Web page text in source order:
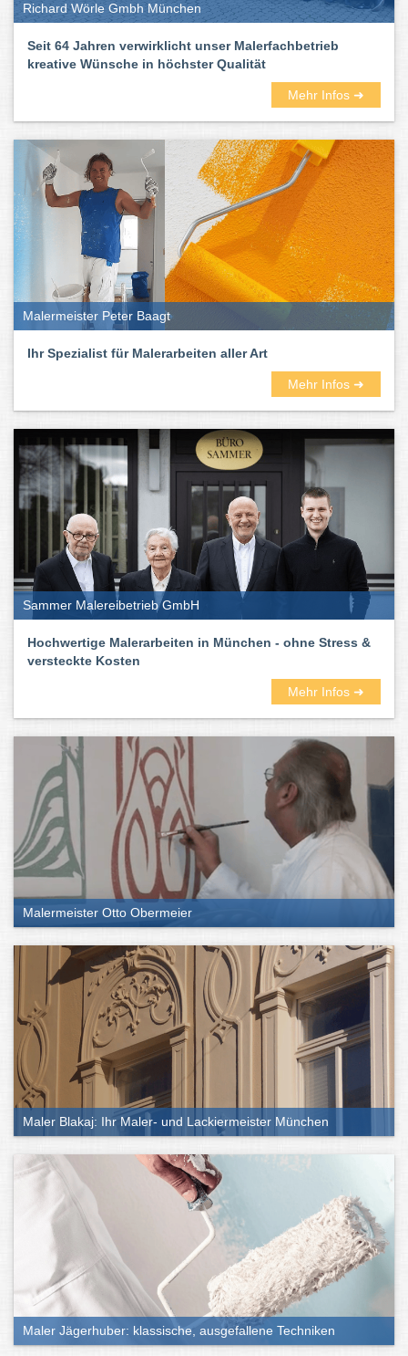
Richard Wörle Gmbh München
Seit 64 Jahren verwirklicht unser Malerfachbetrieb
kreative Wünsche in höchster Qualität
Mehr Infos ➜
Malermeister Peter Baagt
Ihr Spezialist für Malerarbeiten aller Art
Mehr Infos ➜
Sammer Malereibetrieb GmbH
Hochwertige Malerarbeiten in München - ohne Stress &
versteckte Kosten
Mehr Infos ➜
Malermeister Otto Obermeier
Maler Blakaj: Ihr Maler- und Lackiermeister München
Maler Jägerhuber: klassische, ausgefallene Techniken